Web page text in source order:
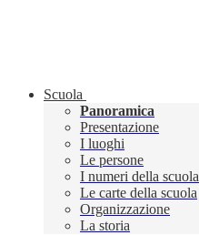
Scuola
Panoramica
Presentazione
I luoghi
Le persone
I numeri della scuola
Le carte della scuola
Organizzazione
La storia